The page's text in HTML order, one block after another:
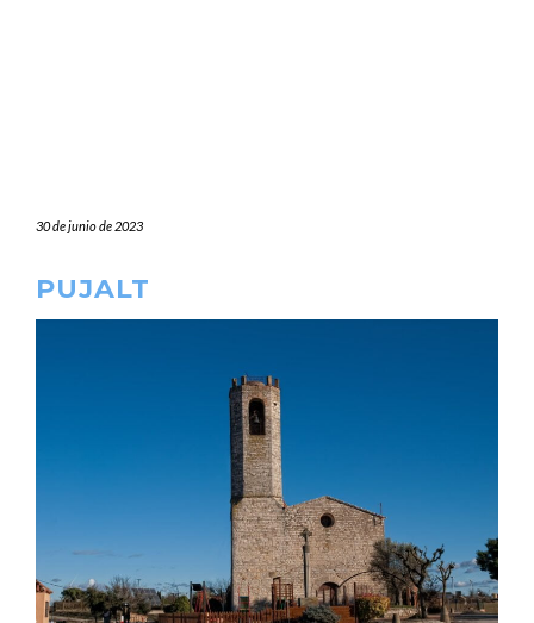
30 de junio de 2023
PUJALT